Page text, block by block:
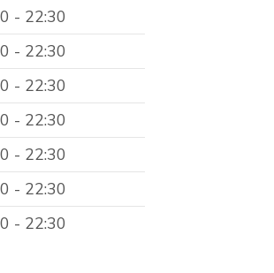
- 22:30
- 22:30
- 22:30
- 22:30
- 22:30
- 22:30
- 22:30